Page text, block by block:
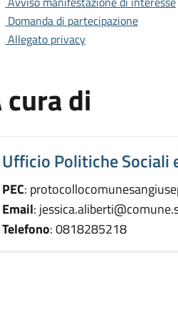
Domanda di partecipazione
Allegato privacy
cura di
Ufficio Politiche Sociali
PEC:
Email:
Telefono: 0818285218